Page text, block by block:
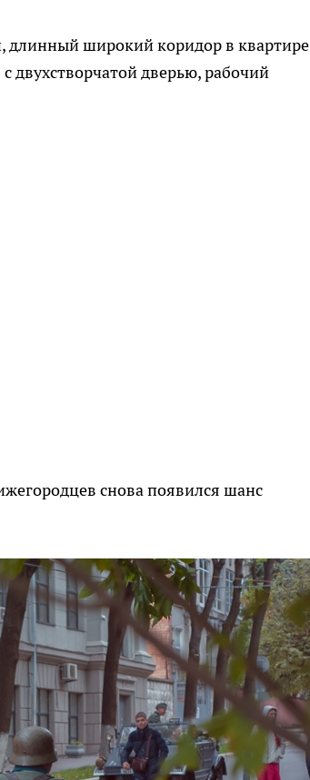
длинный широкий коридор в квартире
двухстворчатой дверью, рабочий
снова появился шанс